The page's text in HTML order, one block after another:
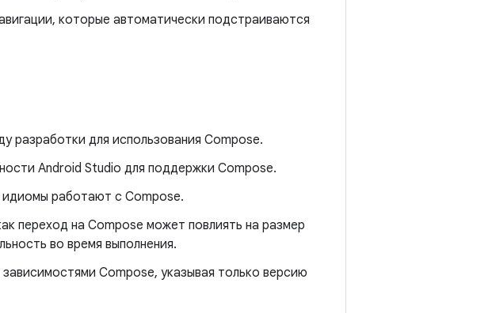
которые автоматически подстраиваются
разработки для использования Compose.
Android Studio для поддержки Compose.
идиомы работают с Compose.
переход на Compose может повлиять на размер
во время выполнения.
зависимостями Compose, указывая только версию